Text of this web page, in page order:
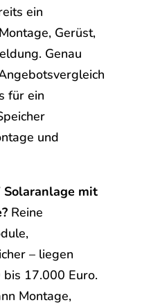
ein
Gerüst,
Genau
für ein
und
mit
Reine
– liegen
17.000 Euro.
Montage,